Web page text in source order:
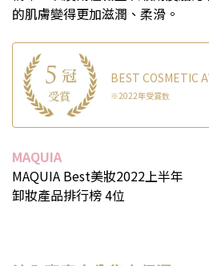
的肌膚變得更加滋潤、柔滑。
BEST COSMETIC
※2022年受賞数
MAQUIA
MAQUIA Best美妝2022上半年
卸妝產品排行榜 4位